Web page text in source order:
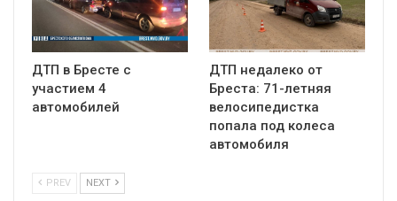
ДТП в Бресте с
участием 4
автомобилей
ДТП недалеко от
Бреста: 71-летняя
велосипедистка
попала под колеса
автомобиля
PREV NEXT